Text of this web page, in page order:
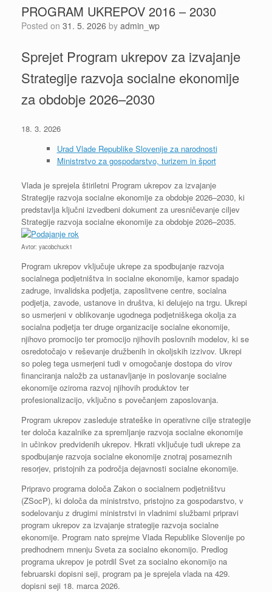
PROGRAM UKREPOV 2016 – 2030
Posted on 31. 5. 2026 by admin_wp
Sprejet Program ukrepov za izvajanje
Strategije razvoja socialne ekonomije
za obdobje 2026–2030
18. 3. 2026
Urad Vlade Republike Slovenije za narodnosti
Ministrstvo za gospodarstvo, turizem in šport
Vlada je sprejela štiriletni Program ukrepov za izvajanje
Strategije razvoja socialne ekonomije za obdobje 2026–2030, ki
predstavlja ključni izvedbeni dokument za uresničevanje ciljev
Strategije razvoja socialne ekonomije za obdobje 2026–2035.
Avtor: yacobchuck1
Program ukrepov vključuje ukrepe za spodbujanje razvoja
socialnega podjetništva in socialne ekonomije, kamor spadajo
zadruge, invalidska podjetja, zaposlitvene centre, socialna
podjetja, zavode, ustanove in društva, ki delujejo na trgu. Ukrepi
so usmerjeni v oblikovanje ugodnega podjetniškega okolja za
socialna podjetja ter druge organizacije socialne ekonomije,
njihovo promocijo ter promocijo njihovih poslovnih modelov, ki se
osredotočajo v reševanje družbenih in okoljskih izzivov. Ukrepi
so poleg tega usmerjeni tudi v omogočanje dostopa do virov
financiranja naložb za ustanavljanje in poslovanje socialne
ekonomije oziroma razvoj njihovih produktov ter
profesionalizacijo, vključno s povečanjem zaposlovanja.
Program ukrepov zasleduje strateške in operativne cilje strategije
ter določa kazalnike za spremljanje razvoja socialne ekonomije
in učinkov predvidenih ukrepov. Hkrati vključuje tudi ukrepe za
spodbujanje razvoja socialne ekonomije znotraj posameznih
resorjev, pristojnih za področja dejavnosti socialne ekonomije.
Pripravo programa določa Zakon o socialnem podjetništvu
(ZSocP), ki določa da ministrstvo, pristojno za gospodarstvo, v
sodelovanju z drugimi ministrstvi in vladnimi službami pripravi
program ukrepov za izvajanje strategije razvoja socialne
ekonomije. Program nato sprejme Vlada Republike Slovenije po
predhodnem mnenju Sveta za socialno ekonomijo. Predlog
programa ukrepov je potrdil Svet za socialno ekonomijo na
februarski dopisni seji, program pa je sprejela vlada na 429.
dopisni seji 18. marca 2026.